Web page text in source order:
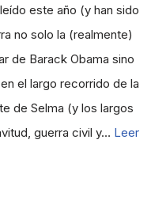
este año (y han sido
no solo la (realmente)
de Barack Obama sino
el largo recorrido de la
de Selma (y los largos
guerra civil y… Leer